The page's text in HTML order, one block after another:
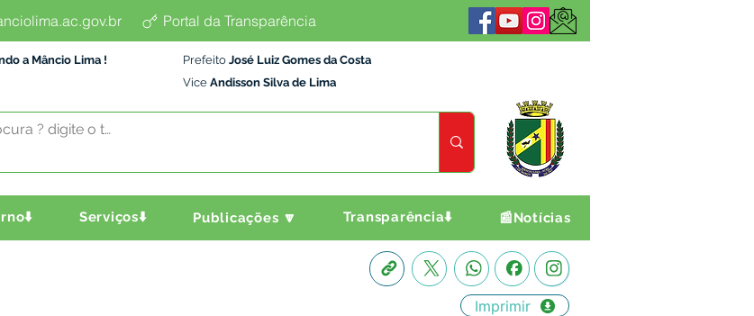
Portal da Transparência
a Mâncio Lima ! Prefeito José Luiz Gomes da Costa
Vice Andisson Silva de Lima
Serviços⬇️ Publicações 🔽 Transparência⬇️ 📰Notícias
Imprimir